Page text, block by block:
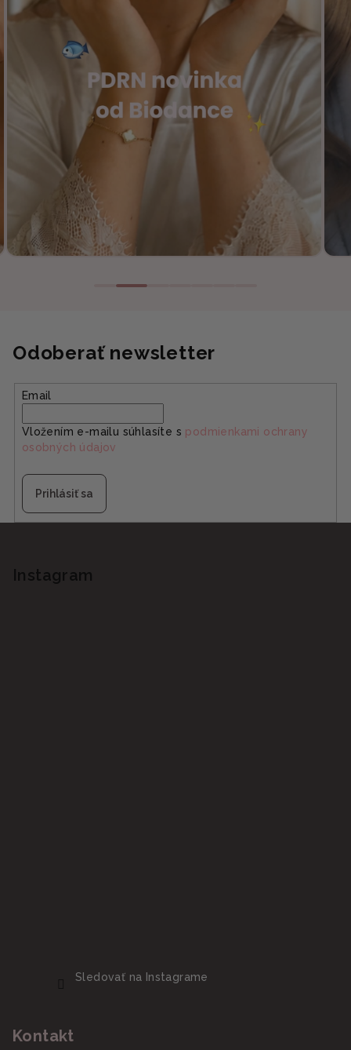
Odoberať newsletter
Email
Vložením e-mailu súhlasíte s podmienkami ochrany
osobných údajov
Prihlásiť sa
Instagram
Sledovať na Instagrame
Kontakt